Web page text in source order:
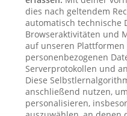
dies nach geltendem
automatisch technische
Browseraktivitäten und
auf unseren
personenbezogenen
Serverprotokollen und
Diese
anschließend nutzen,
personalisieren,